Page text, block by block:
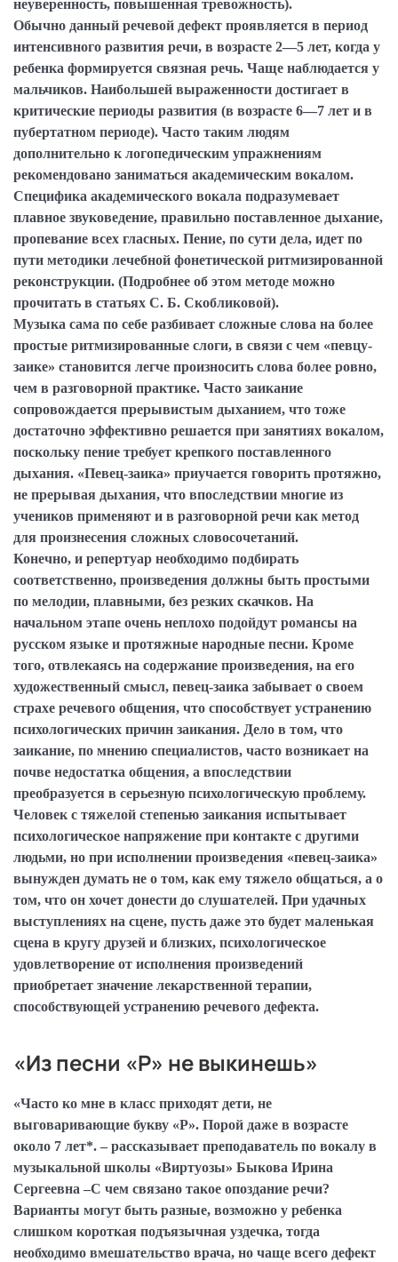
неуверенность, повышенная тревожность).
Обычно данный речевой дефект проявляется в период
интенсивного развития речи, в возрасте 2—5 лет, когда у
ребенка формируется связная речь. Чаще наблюдается у
мальчиков. Наибольшей выраженности достигает в
критические периоды развития (в возрасте 6—7 лет и в
пубертатном периоде). Часто таким людям
дополнительно к логопедическим упражнениям
рекомендовано заниматься академическим вокалом.
Специфика академического вокала подразумевает
плавное звуковедение, правильно поставленное дыхание,
пропевание всех гласных. Пение, по сути дела, идет по
пути методики лечебной фонетической ритмизированной
реконструкции. (Подробнее об этом методе можно
прочитать в статьях С. Б. Скобликовой).
Музыка сама по себе разбивает сложные слова на более
простые ритмизированные слоги, в связи с чем «певцу-
заике» становится легче произносить слова более ровно,
чем в разговорной практике. Часто заикание
сопровождается прерывистым дыханием, что тоже
достаточно эффективно решается при занятиях вокалом,
поскольку пение требует крепкого поставленного
дыхания. «Певец-заика» приучается говорить протяжно,
не прерывая дыхания, что впоследствии многие из
учеников применяют и в разговорной речи как метод
для произнесения сложных словосочетаний.
Конечно, и репертуар необходимо подбирать
соответственно, произведения должны быть простыми
по мелодии, плавными, без резких скачков. На
начальном этапе очень неплохо подойдут романсы на
русском языке и протяжные народные песни. Кроме
того, отвлекаясь на содержание произведения, на его
художественный смысл, певец-заика забывает о своем
страхе речевого общения, что способствует устранению
психологических причин заикания. Дело в том, что
заикание, по мнению специалистов, часто возникает на
почве недостатка общения, а впоследствии
преобразуется в серьезную психологическую проблему.
Человек с тяжелой степенью заикания испытывает
психологическое напряжение при контакте с другими
людьми, но при исполнении произведения «певец-заика»
вынужден думать не о том, как ему тяжело общаться, а о
том, что он хочет донести до слушателей. При удачных
выступлениях на сцене, пусть даже это будет маленькая
сцена в кругу друзей и близких, психологическое
удовлетворение от исполнения произведений
приобретает значение лекарственной терапии,
способствующей устранению речевого дефекта.
«Из песни «Р» не выкинешь»
«Часто ко мне в класс приходят дети, не
выговаривающие букву «Р». Порой даже в возрасте
около 7 лет*. – рассказывает преподаватель по вокалу в
музыкальной школы «Виртуозы» Быкова Ирина
Сергеевна –С чем связано такое опоздание речи?
Варианты могут быть разные, возможно у ребенка
слишком короткая подъязычная уздечка, тогда
необходимо вмешательство врача, но чаще всего дефект